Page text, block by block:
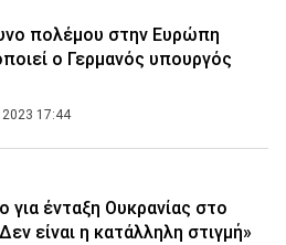
πολέμου στην Ευρώπη
ο Γερμανός υπουργός
17:44
για ένταξη Ουκρανίας στο
είναι η κατάλληλη στιγμή»